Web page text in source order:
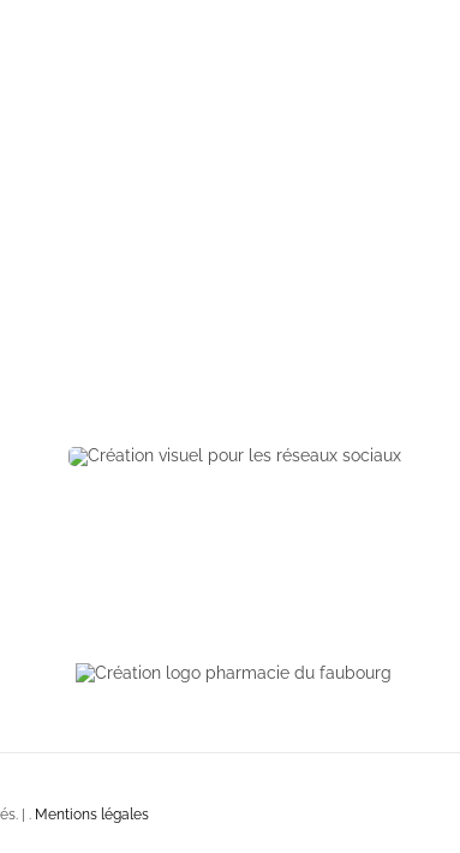
| . Mentions légales